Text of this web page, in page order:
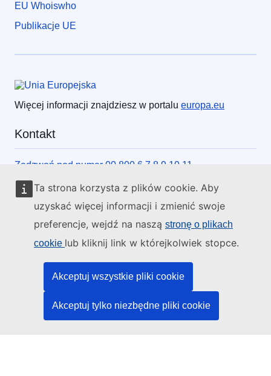
Ta strona korzysta z plików cookie. Aby
uzyskać więcej informacji i zmienić swoje
preferencje, wejdź na naszą stronę o plikach
cookie lub kliknij link w którejkolwiek stopce.
Akceptuj wszystkie pliki cookie
Akceptuj tylko niezbędne pliki cookie
EU Whoiswho
Publikacje UE
Więcej informacji znajdziesz w portalu europa.eu
Kontakt
Zadzwoń pod numer 00 800 6 7 8 9 10 11
Skorzystaj z innych form kontaktu telefonicznego
Napisz do nas, korzystając z formularza
Spotkaj się z nami w lokalnym punkcie UE
Media społecznościowe
Obserwuj UE w mediach społecznościowych
Instytucje i organy UE